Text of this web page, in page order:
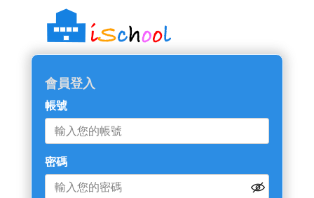
會員登入
帳號
密碼